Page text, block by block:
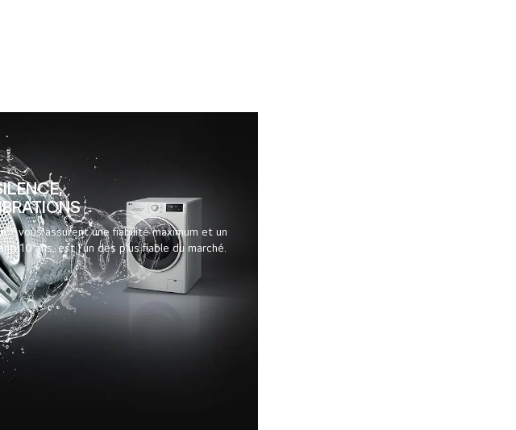
vous assurent une fiabilité maximum et un
10 ans, est l'un des plus fiable du marché.